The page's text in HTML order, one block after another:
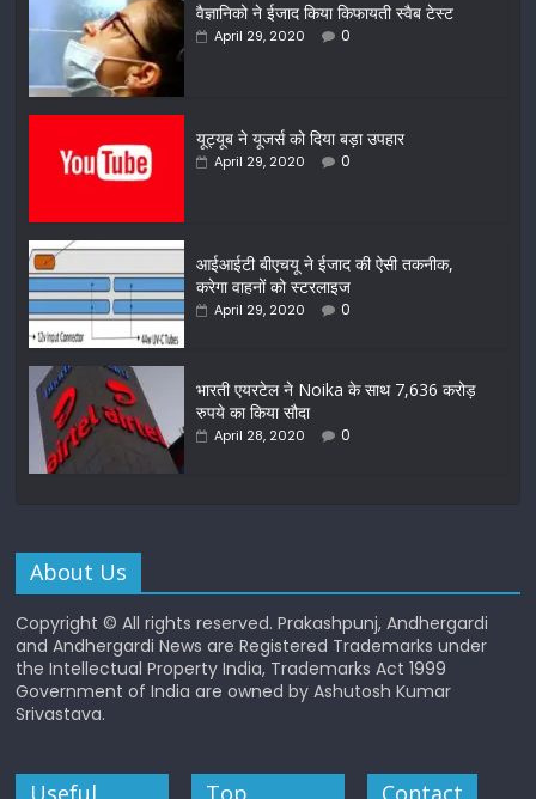
वैज्ञानिको ने ईजाद किया किफायती स्वैब टेस्ट
April 29, 2020 0
यूट्यूब ने यूजर्स को दिया बड़ा उपहार
April 29, 2020 0
आईआईटी बीएचयू ने ईजाद की ऐसी तकनीक,
करेगा वाहनों को स्टरलाइज
April 29, 2020 0
भारती एयरटेल ने Noika के साथ 7,636 करोड़
रुपये का किया सौदा
April 28, 2020 0
About Us
Copyright © All rights reserved. Prakashpunj, Andhergardi
and Andhergardi News are Registered Trademarks under
the Intellectual Property India, Trademarks Act 1999
Government of India are owned by Ashutosh Kumar
Srivastava.
Useful Top Contact